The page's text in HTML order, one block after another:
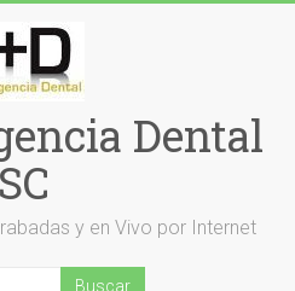
Dental
SC
y en Vivo por Internet